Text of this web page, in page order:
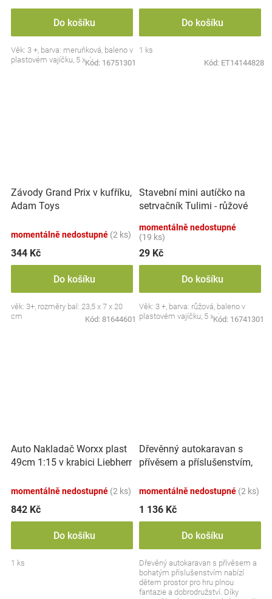
Do košíku
Věk: 3 +, barva: meruňková, baleno v
plastovém vajíčku, 5 x 4 cm.
Kód: 16751301
Do košíku
1 ks
Kód: ET14144828
Závody Grand Prix v kufříku,
Adam Toys
momentálně nedostupné (2 ks)
344 Kč
Do košíku
věk: 3+, rozměry bal: 23,5 x 7 x 20
cm
Kód: 81644601
Stavební mini autíčko na
setrvačník Tulimi - růžové
momentálně nedostupné
(19 ks)
29 Kč
Do košíku
Věk: 3 +, barva: růžová, baleno v
plastovém vajíčku, 5 x 4 cm.
Kód: 16741301
Auto Nakladač Worxx plast
49cm 1:15 v krabici Liebherr
momentálně nedostupné (2 ks)
842 Kč
Do košíku
1 ks
Dřevěnný autokaravan s
přívěsem a příslušenstvím,
momentálně nedostupné (2 ks)
1 136 Kč
Do košíku
Dřevěný autokaravan s přívěsem a
bohatým příslušenstvím nabízí
dětem prostor pro hru plnou
fantazie a dobrodružství. Díky